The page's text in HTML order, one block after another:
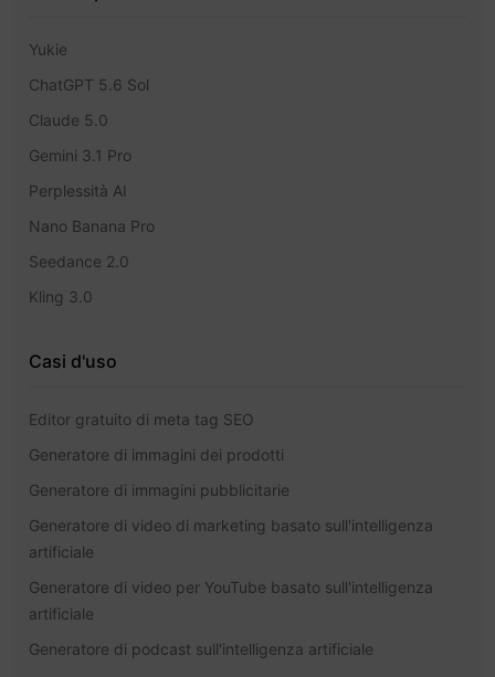
Yukie
ChatGPT 5.6 Sol
Claude 5.0
Gemini 3.1 Pro
Perplessità AI
Nano Banana Pro
Seedance 2.0
Kling 3.0
Casi d'uso
Editor gratuito di meta tag SEO
Generatore di immagini dei prodotti
Generatore di immagini pubblicitarie
Generatore di video di marketing basato sull'intelligenza
artificiale
Generatore di video per YouTube basato sull'intelligenza
artificiale
Generatore di podcast sull'intelligenza artificiale